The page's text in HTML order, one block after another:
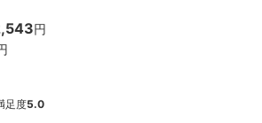
円
足度5.0